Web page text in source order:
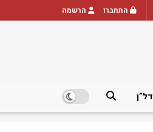
התחברו הרשמה